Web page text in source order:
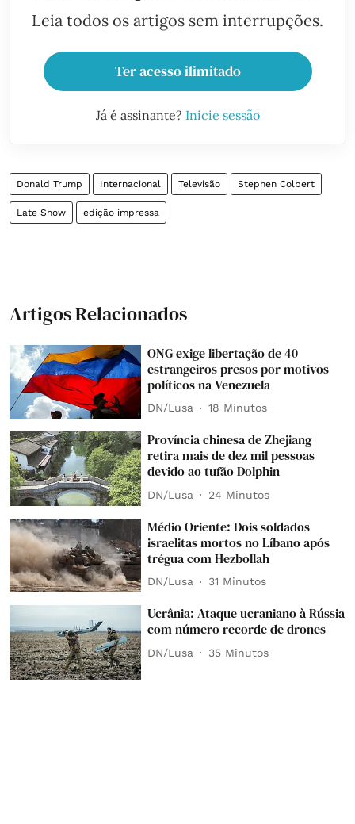
Leia todos os artigos sem interrupções.
Ter acesso ilimitado
Já é assinante? Inicie sessão
Donald Trump Internacional Televisão Stephen Colbert
Late Show edição impressa
Artigos Relacionados
ONG exige libertação de 40
estrangeiros presos por motivos
políticos na Venezuela
DN/Lusa 18 Minutos
Província chinesa de Zhejiang
retira mais de dez mil pessoas
devido ao tufão Dolphin
DN/Lusa 24 Minutos
Médio Oriente: Dois soldados
israelitas mortos no Líbano após
trégua com Hezbollah
DN/Lusa 31 Minutos
Ucrânia: Ataque ucraniano à Rússia
com número recorde de drones
DN/Lusa 35 Minutos